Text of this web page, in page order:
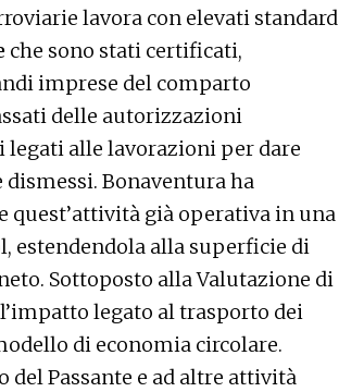
lavora con elevati standard
che sono stati certificati,
imprese del comparto
delle autorizzazioni
alle lavorazioni per dare
Bonaventura ha
quest’attività già operativa in una
estendendola alla superficie di
Sottoposto alla Valutazione di
legato al trasporto dei
di economia circolare.
del Passante e ad altre attività